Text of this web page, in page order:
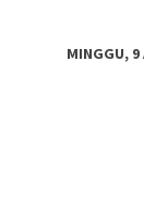
MINGGU, 9